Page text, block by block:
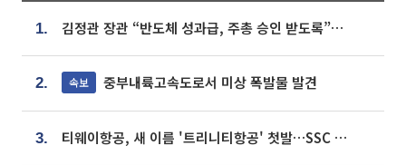
1. 김정관 장관 “반도체 성과급, 주총 승인 받도록”…상법·자본시장법 개정 시사
2. 속보 중부내륙고속도로서 미상 폭발물 발견
3. 티웨이항공, 새 이름 '트리니티항공' 첫발…SSC 전략 본격화